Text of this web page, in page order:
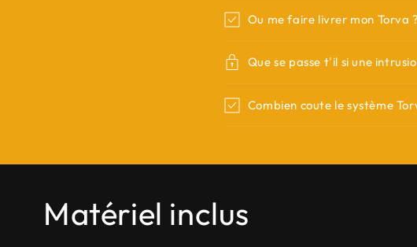
Ou me faire livrer mon Torva ?
Que se passe t'il si une
Combien coute le système
Matériel inclus